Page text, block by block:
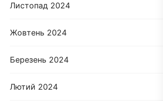
Листопад 2024
Жовтень 2024
Березень 2024
Лютий 2024